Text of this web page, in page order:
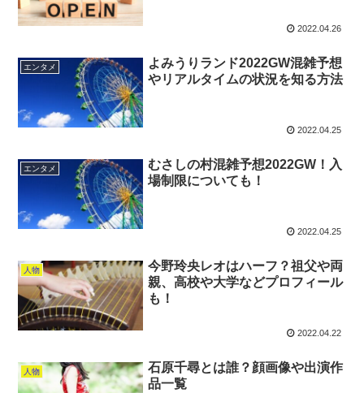
2022.04.26
エンタメ
よみうりランド2022GW混雑予想
やリアルタイムの状況を知る方法
2022.04.25
エンタメ
むさしの村混雑予想2022GW！入
場制限についても！
2022.04.25
人物
今野玲央レオはハーフ？祖父や両
親、高校や大学などプロフィール
も！
2022.04.22
人物
石原千尋とは誰？顔画像や出演作
品一覧